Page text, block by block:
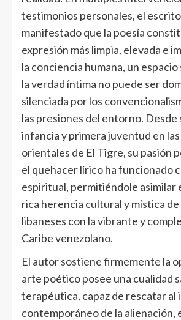
testimonios personales, el
manifestado que la poesía
expresión más limpia, elevada e
la conciencia humana, un
la verdad íntima no puede ser
silenciada por los
las presiones del entorno. Desde
infancia y primera juventud en las
orientales de El Tigre, su pasión
el quehacer lírico ha funcionado
espiritual, permitiéndole asimilar
rica herencia cultural y mística
libaneses con la vibrante y
Caribe venezolano.
El autor sostiene firmemente la
arte poético posee una cualidad
terapéutica, capaz de rescatar al
contemporáneo de la alienación,